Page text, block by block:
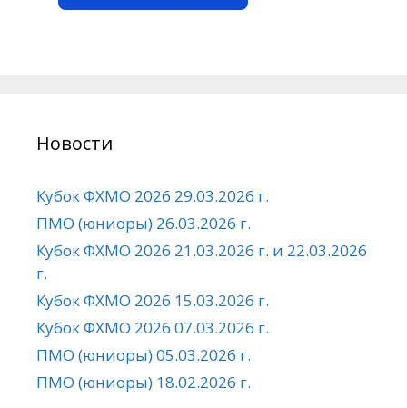
Новости
Кубок ФХМО 2026 29.03.2026 г.
ПМО (юниоры) 26.03.2026 г.
Кубок ФХМО 2026 21.03.2026 г. и 22.03.2026
г.
Кубок ФХМО 2026 15.03.2026 г.
Кубок ФХМО 2026 07.03.2026 г.
ПМО (юниоры) 05.03.2026 г.
ПМО (юниоры) 18.02.2026 г.